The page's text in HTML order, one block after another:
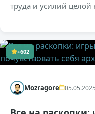
труда и усилий
+602
Mozragore 05.05.2025